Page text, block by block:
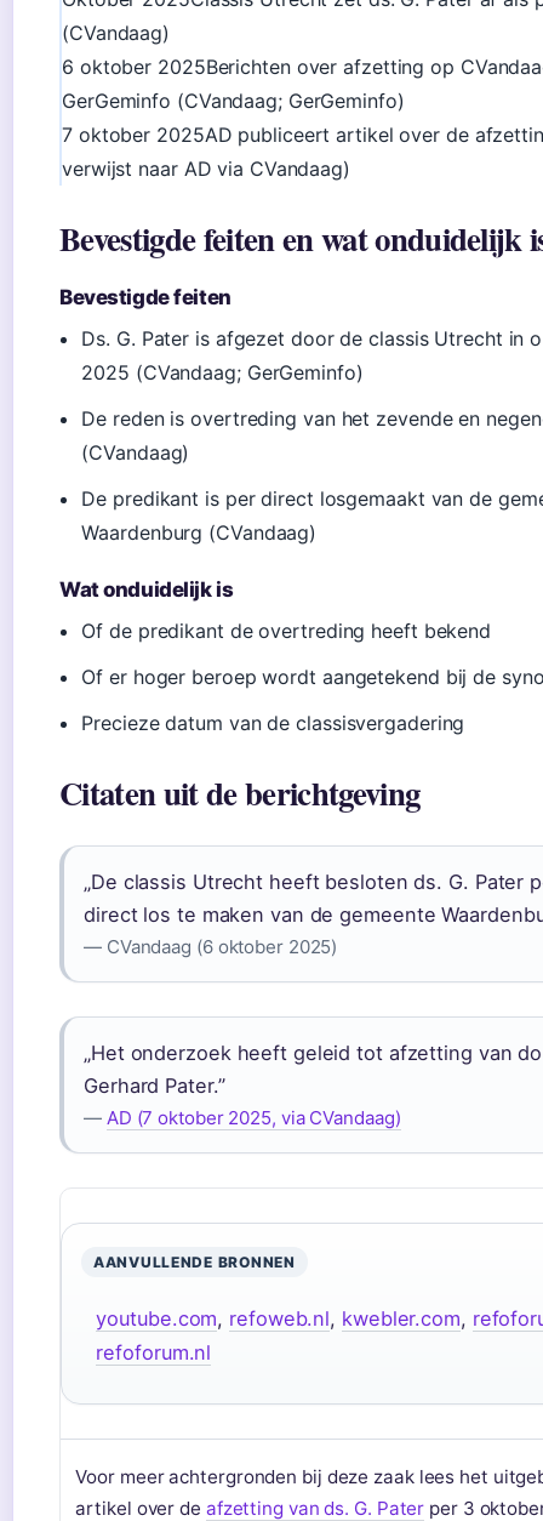
(CVandaag)
6 oktober 2025Berichten over afzetting op
GerGeminfo (CVandaag; GerGeminfo)
7 oktober 2025AD publiceert artikel over de
verwijst naar AD via CVandaag)
Bevestigde feiten en wat onduidelijk
Bevestigde feiten
Ds. G. Pater is afgezet door de classis Utrecht in
2025 (CVandaag; GerGeminfo)
De reden is overtreding van het zevende en
(CVandaag)
De predikant is per direct losgemaakt van de
Waardenburg (CVandaag)
Wat onduidelijk is
Of de predikant de overtreding heeft bekend
Of er hoger beroep wordt aangetekend bij de
Precieze datum van de classisvergadering
Citaten uit de berichtgeving
„De classis Utrecht heeft besloten ds. G. Pater
direct los te maken van de gemeente
— CVandaag (6 oktober 2025)
„Het onderzoek heeft geleid tot afzetting van
Gerhard Pater.”
— AD (7 oktober 2025, via CVandaag)
AANVULLENDE BRONNEN
youtube.com, refoweb.nl, kwebler.com,
refoforum.nl
Voor meer achtergronden bij deze zaak lees het
artikel over de afzetting van ds. G. Pater per 3